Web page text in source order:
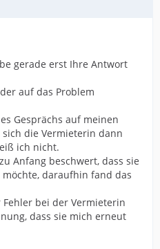
gerade erst Ihre Antwort
auf das Problem
Gesprächs auf meinen
die Vermieterin dann
ich nicht.
Anfang beschwert, dass sie
daraufhin fand das
Fehler bei der Vermieterin
dass sie mich erneut